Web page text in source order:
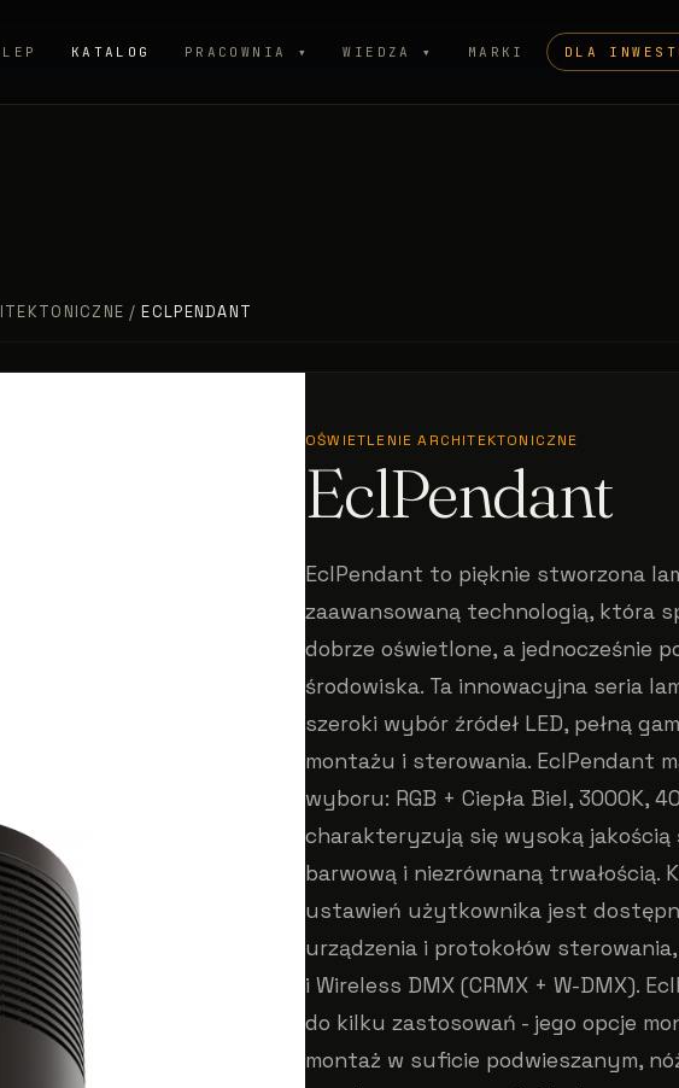
KATALOG PRACOWNIA ▾ WIEDZA ▾ MARKI DLA
/ ECLPENDANT
OŚWIETLENIE ARCHITEKTONICZNE
EclPendant
EclPendant to pięknie stworzona
zaawansowaną technologią, która
dobrze oświetlone, a jednocześnie
środowiska. Ta innowacyjna seria
szeroki wybór źródeł LED, pełną
montażu i sterowania. EclPendant
wyboru: RGB + Ciepła Biel, 3000K,
charakteryzują się wysoką jakością
barwową i niezrównaną trwałością.
ustawień użytkownika jest
urządzenia i protokołów
i Wireless DMX (CRMX + W-DMX).
do kilku zastosowań - jego opcje
montaż w suficie podwieszanym,